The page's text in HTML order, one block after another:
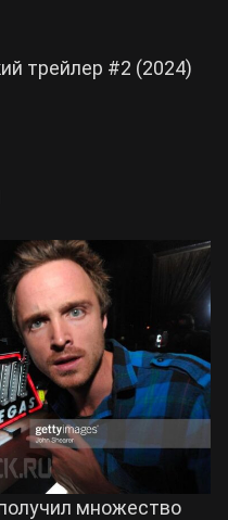
трейлер #2 (2024)
множество